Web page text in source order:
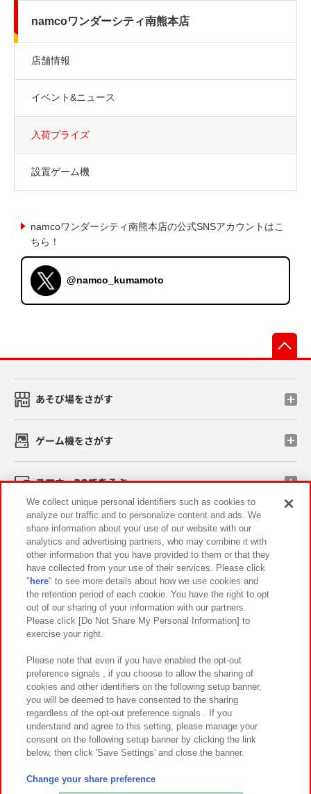
namcoワンダーシティ南熊本店
店舗情報
イベント&ニュース
入荷プライズ
設置ゲーム機
namcoワンダーシティ南熊本店の公式SNSアカウントはこ
ちら！
@namco_kumamoto
あそび場をさがす
ゲーム機をさがす
スマホ・PCであそぶ
イベント・キャンペーン
関連会社 サステナビリティ サイトポリシー
プライバシーポリシー ウェブアクセシビリティ方針と検証結果
お取引先さまとともに
カスタマーハラスメント対応方針 よくあるご質問・お問い合わせ
©Bandai Namco Amusement Inc.
©Bandai Namco Amusement Lab Inc.
We collect unique personal identifiers such as cookies to
analyze our traffic and to personalize content and ads. We
share information about your use of our website with our
analytics and advertising partners, who may combine it with
other information that you have provided to them or that they
have collected from your use of their services. Please click
" here" to see more details about how we use cookies and
the retention period of each cookie. You have the right to opt
out of our sharing of your information with our partners.
Please click [Do Not Share My Personal Information] to
exercise your right.
Please note that even if you have enabled the opt-out
preference signals , if you choose to allow the sharing of
cookies and other identifiers on the following setup banner,
you will be deemed to have consented to the sharing
regardless of the opt-out preference signals . If you
understand and agree to this setting, please manage your
consent on the following setup banner by clicking the link
below, then click 'Save Settings' and close the banner.
Change your share preference